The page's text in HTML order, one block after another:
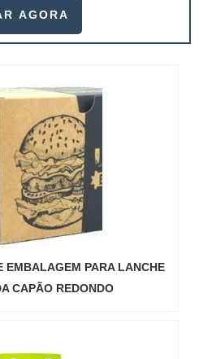
esforços podem não valer
abrangente, pois este item,
AGORA
EMBALAGEM PARA LANCHE
CAPÃO REDONDO